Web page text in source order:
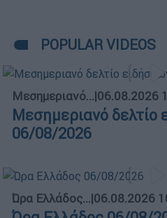
POPULAR VIDEOS
Μεσημεριανό...|06.08.2026
Μεσημεριανό δελτίο
06/08/2026
Ώρα Ελλάδος...|06.08.2026